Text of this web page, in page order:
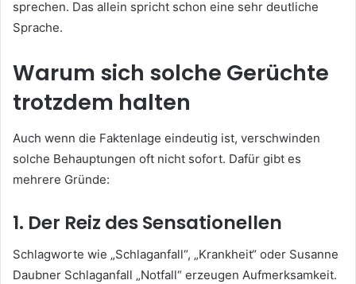
sprechen. Das allein spricht schon eine sehr deutliche
Sprache.
Warum sich solche Gerüchte
trotzdem halten
Auch wenn die Faktenlage eindeutig ist, verschwinden
solche Behauptungen oft nicht sofort. Dafür gibt es
mehrere Gründe:
1. Der Reiz des Sensationellen
Schlagworte wie „Schlaganfall“, „Krankheit“ oder Susanne
Daubner Schlaganfall „Notfall“ erzeugen Aufmerksamkeit.